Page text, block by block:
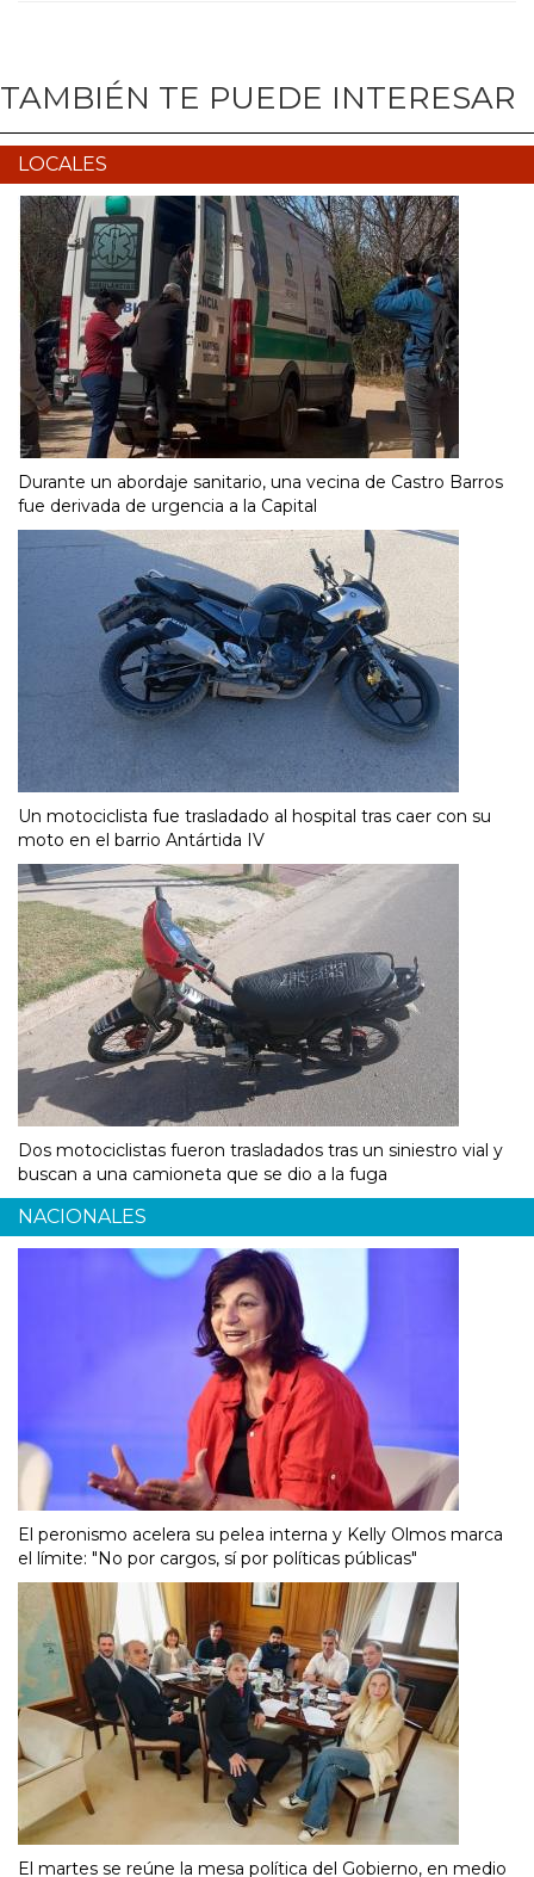
TAMBIÉN TE PUEDE INTERESAR
LOCALES
Durante un abordaje sanitario, una vecina de Castro Barros
fue derivada de urgencia a la Capital
Un motociclista fue trasladado al hospital tras caer con su
moto en el barrio Antártida IV
Dos motociclistas fueron trasladados tras un siniestro vial y
buscan a una camioneta que se dio a la fuga
NACIONALES
El peronismo acelera su pelea interna y Kelly Olmos marca
el límite: "No por cargos, sí por políticas públicas"
El martes se reúne la mesa política del Gobierno, en medio